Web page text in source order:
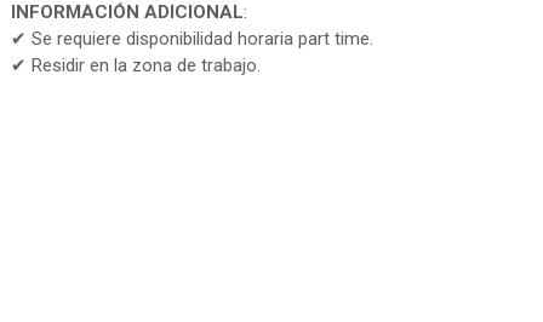
INFORMACIÓN ADICIONAL:
✔ Se requiere disponibilidad horaria part time.
✔ Residir en la zona de trabajo.